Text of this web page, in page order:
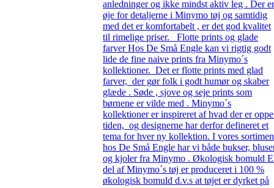
anledninger og ikke mindst aktiv leg . Der er
øje for detaljerne i Minymo tøj og samtidig
med det er komfortabelt , er det god kvalitet
til rimelige priser. Flotte prints og glade
farver Hos De Små Engle kan vi rigtig godt
lide de fine naive prints fra Minymo´s
kollektioner. Det er flotte prints med glad
farver, der gør folk i godt humør og skaber
glæde . Søde , sjove og seje prints som
børnene er vilde med . Minymo´s
kollektioner er inspireret af hvad der er
tiden, og designerne har derfor defineret et
tema for hver ny kollektion. I vores
hos De Små Engle har vi både bukser,
og kjoler fra Minymo . Økologisk bomuld
del af Minymo´s tøj er produceret i 100 %
økologisk bomuld d.v.s at tøjet er dyrket på